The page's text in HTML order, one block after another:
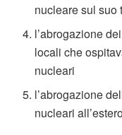
nucleare sul suo
l’abrogazione
locali che
nucleari
l’abrogazione
nucleari